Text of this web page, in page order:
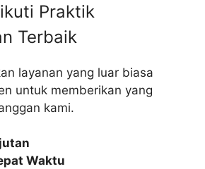
Praktik
Terbaik​
layanan yang luar biasa
untuk memberikan yang
kami.
Waktu